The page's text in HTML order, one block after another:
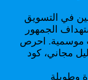
في التسويق
الجمهور
موسمية. احرص
مجاني، كود
وطويلة